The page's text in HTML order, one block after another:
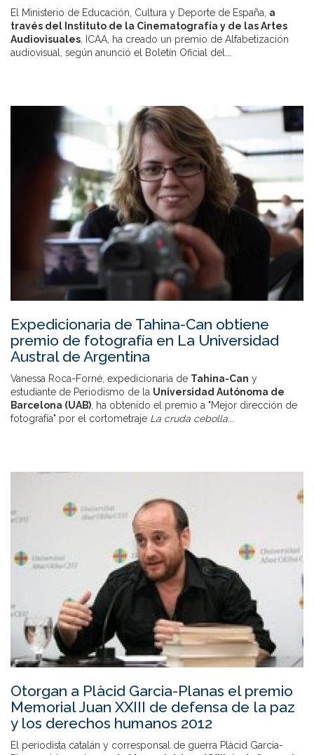
El Ministerio de Educación, Cultura y Deporte de España, a
través del Instituto de la Cinematografía y de las Artes
Audiovisuales , ICAA, ha creado un premio de Alfabetización
audiovisual, según anunció el Boletín Oficial del...
Expedicionaria de Tahina-Can obtiene
premio de fotografía en La Universidad
Austral de Argentina
Vanessa Roca-Forné, expedicionaria de Tahina-Can y
estudiante de Periodismo de la Universidad Autónoma de
Barcelona (UAB) , ha obtenido el premio a "Mejor dirección de
fotografía" por el cortometraje La cruda cebolla
Otorgan a Plàcid Garcia-Planas el premio
Memorial Juan XXIII de defensa de la paz
y los derechos humanos 2012
El periodista catalán y corresponsal de guerra Plàcid Garcia-